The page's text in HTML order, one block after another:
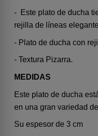
- Este plato de ducha
rejilla de líneas
- Plato de ducha con
- Textura Pizarra.
MEDIDAS
Este plato de ducha
en una gran variedad
Su espesor de 3 cm